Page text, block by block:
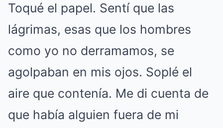
Toqué el papel. Sentí que las
lágrimas, esas que los hombres
como yo no derramamos, se
agolpaban en mis ojos. Soplé el
aire que contenía. Me di cuenta de
que había alguien fuera de mi